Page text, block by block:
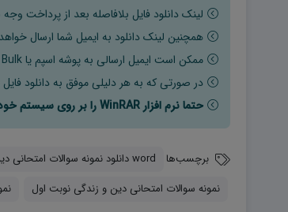
لینک دانلود فایل بلافاصله بعد از پرداخت
همچنین لینک دانلود به ایمیل شما ارسال
ممکن است ایمیل ارسالی به پوشه اسپم یا Bulk ایمیل شما ارسال شده باشد.
در صورتی که به هر دلیلی موفق به دانلود
حتما نرم افزار WinRAR را بر روی سیستم خود نصب کنید تا فایل ها به راحتی از حالت فشرده خارج شوند.
برچسب‌ها word دانلود نمونه سوالات امتحانی دین و زندگی دهم انسانی و تجربی word (نوبت اول)
نمونه سوالات امتحانی دین و زندگی نوبت اول